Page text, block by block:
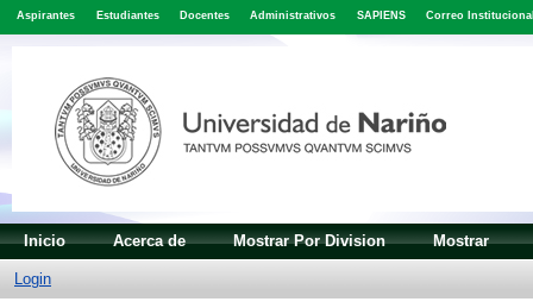
Aspirantes Estudiantes Docentes Administrativos SAPIENS Correo
Inicio Acerca de Mostrar Por Division Mostrar
Login